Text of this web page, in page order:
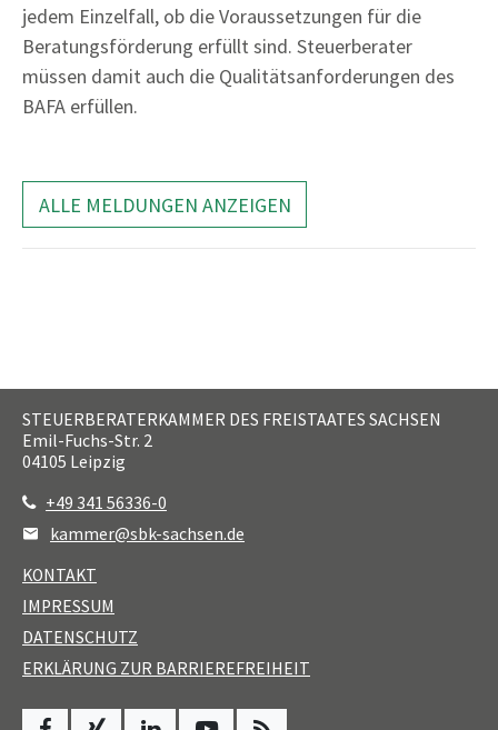
jedem Einzelfall, ob die Voraussetzungen für die
Beratungsförderung erfüllt sind. Steuerberater
müssen damit auch die Qualitätsanforderungen des
BAFA erfüllen.
ALLE MELDUNGEN ANZEIGEN
STEUERBERATERKAMMER DES FREISTAATES SACHSEN
Emil-Fuchs-Str. 2
04105 Leipzig
+49 341 56336-0
kammer@sbk-sachsen.de
KONTAKT
IMPRESSUM
DATENSCHUTZ
ERKLÄRUNG ZUR BARRIEREFREIHEIT